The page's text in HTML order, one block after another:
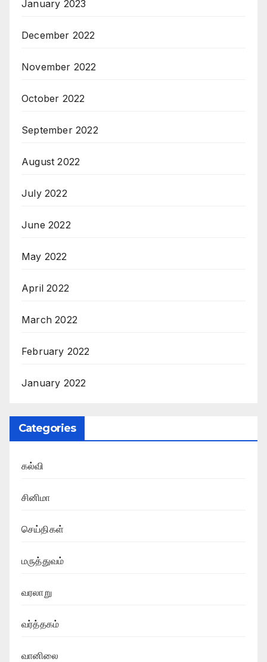
January 2023
December 2022
November 2022
October 2022
September 2022
August 2022
July 2022
June 2022
May 2022
April 2022
March 2022
February 2022
January 2022
Categories
கல்வி
சினிமா
செய்திகள்
மருத்துவம்
வரலாறு
வர்த்தகம்
வானிலை